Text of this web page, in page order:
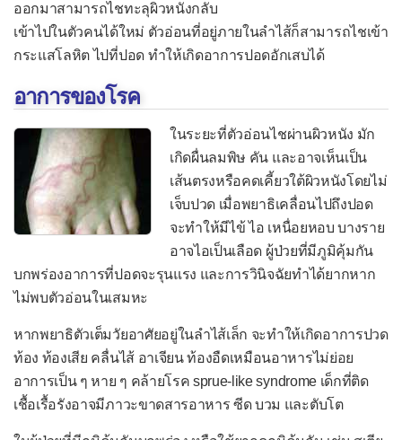
ชิคุนกุนยา
โปลิโอ
เยื่อบุตาอักเสบจากไวรัส
เยื่อหุ้มสมองอักเสบจากไวรัส
ลำไส้อักเสบจากโรต้าไวรัส
โรคติดเชื้อไซโตเมกะโลไวรัส
ไซโตเมกะโลไวรัสแต่กำเนิด
โรคติดเชื้อโมโนนิวคลีโอสิส
โรคฟิฟธ์
โรคมือเท้าปาก
โรคเริม
ออกมาสามารถไชทะลุผิวหนังกลับ
เข้าไปในตัวคนได้ใหม่ ตัวอ่อนที่อยู่ภายในลำไส้ก็สามารถไชเข้า
กระแสโลหิต ไปที่ปอด ทำให้เกิดอาการปอดอักเสบได้
อาการของโรค
ในระยะที่ตัวอ่อนไชผ่านผิวหนัง มัก
เกิดผื่นลมพิษ คัน และอาจเห็นเป็น
เส้นตรงหรือคดเคี้ยวใต้ผิวหนังโดยไม่
เจ็บปวด เมื่อพยาธิเคลื่อนไปถึงปอด
จะทำให้มีไข้ ไอ เหนื่อยหอบ บางราย
อาจไอเป็นเลือด ผู้ป่วยที่มีภูมิคุ้มกัน
บกพร่องอาการที่ปอดจะรุนแรง และการวินิจฉัยทำได้ยากหาก
ไม่พบตัวอ่อนในเสมหะ
หากพยาธิตัวเต็มวัยอาศัยอยู่ในลำไส้เล็ก จะทำให้เกิดอาการปวด
ท้อง ท้องเสีย คลื่นไส้ อาเจียน ท้องอืดเหมือนอาหารไม่ย่อย
อาการเป็น ๆ หาย ๆ คล้ายโรค sprue-like syndrome เด็กที่ติด
เชื้อเรื้อรังอาจมีภาวะขาดสารอาหาร ซีด บวม และตับโต